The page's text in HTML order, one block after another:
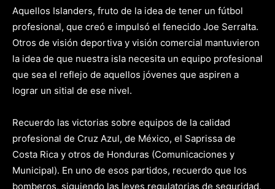
Aquellos Islanders, fruto de la idea de tener un fútbol
profesional, que creó e impulsó el fenecido Joe Serralta.
Otros de visión deportiva y visión comercial mantuvieron
la idea de que nuestra isla necesita un equipo profesional
que sea el reflejo de aquellos jóvenes que aspiren a
lograr un sitial de ese nivel.
Recuerdo las victorias sobre equipos de la calidad
profesional de Cruz Azul, de México, el Saprissa de
Costa Rica y otros de Honduras (Comunicaciones y
Municipal). En uno de esos partidos, recuerdo que los
bomberos, siguiendo las leyes regulatorias de seguridad,